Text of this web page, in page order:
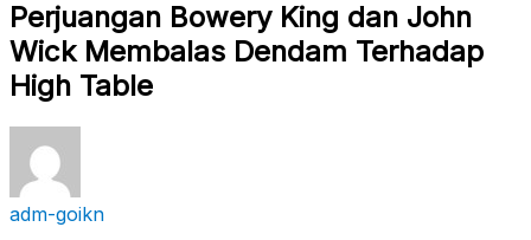
Perjuangan Bowery King dan John
Wick Membalas Dendam Terhadap
High Table
adm-goikn